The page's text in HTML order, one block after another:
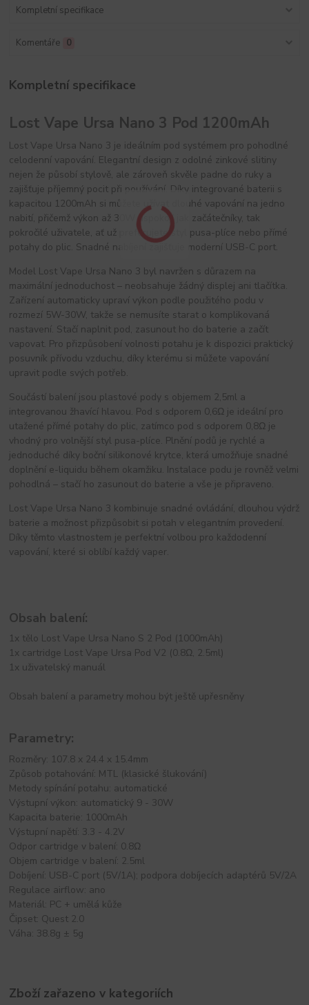
Kompletní specifikace
Komentáře 0
Kompletní specifikace
Lost Vape Ursa Nano 3 Pod 1200mAh
Lost Vape Ursa Nano 3 je ideálním pod systémem pro pohodlné
celodenní vapování. Elegantní design z odolné zinkové slitiny
nejen že působí stylově, ale zároveň skvěle padne do ruky a
zajišťuje příjemný pocit při používání. Díky integrované baterii s
kapacitou 1200mAh si můžete užívat dlouhé vapování na jedno
nabití, přičemž výkon až 30W uspokojí jak začátečníky, tak
pokročilé uživatele, ať už preferujete styl pusa-plíce nebo přímé
potahy do plic. Snadné nabíjení zajišťuje moderní USB-C port.
Model Lost Vape Ursa Nano 3 byl navržen s důrazem na
maximální jednoduchost – neobsahuje žádný displej ani tlačítka.
Zařízení automaticky upraví výkon podle použitého podu v
rozmezí 5W-30W, takže se nemusíte starat o komplikovaná
nastavení. Stačí naplnit pod, zasunout ho do baterie a začít
vapovat. Pro přizpůsobení volnosti potahu je k dispozici praktický
posuvník přívodu vzduchu, díky kterému si můžete vapování
upravit podle svých potřeb.
Součástí balení jsou plastové pody s objemem 2,5ml a
integrovanou žhavící hlavou. Pod s odporem 0,6Ω je ideální pro
utažené přímé potahy do plic, zatímco pod s odporem 0,8Ω je
vhodný pro volnější styl pusa-plíce. Plnění podů je rychlé a
jednoduché díky boční silikonové krytce, která umožňuje snadné
doplnění e-liquidu během okamžiku. Instalace podu je rovněž velmi
pohodlná – stačí ho zasunout do baterie a vše je připraveno.
Lost Vape Ursa Nano 3 kombinuje snadné ovládání, dlouhou výdrž
baterie a možnost přizpůsobit si potah v elegantním provedení.
Díky těmto vlastnostem je perfektní volbou pro každodenní
vapování, které si oblíbí každý vaper.
Obsah balení:
1x tělo Lost Vape Ursa Nano S 2 Pod (1000mAh)
1x cartridge Lost Vape Ursa Pod V2 (0.8Ω, 2.5ml)
1x uživatelský manuál
Obsah balení a parametry mohou být ještě upřesněny
Parametry:
Rozměry: 107.8 x 24.4 x 15.4mm
Způsob potahování: MTL (klasické šlukování)
Metody spínání potahu: automatické
Výstupní výkon: automatický 9 - 30W
Kapacita baterie: 1000mAh
Výstupní napětí: 3.3 - 4.2V
Odpor cartridge v balení: 0.8Ω
Objem cartridge v balení: 2.5ml
Dobíjení: USB-C port (5V/1A); podpora dobíjecích adaptérů 5V/2A
Regulace airflow: ano
Materiál: PC + umělá kůže
Čipset: Quest 2.0
Váha: 38.8g ± 5g
Zboží zařazeno v kategoriích